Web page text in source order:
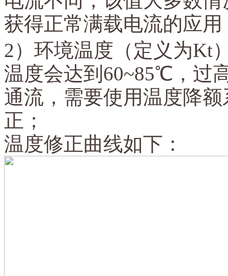
获得正常满载电流的应
2）环境温度（定义为Kt
温度会达到60~85℃，过
通流，需要使用温度降
正；
温度修正曲线如下：